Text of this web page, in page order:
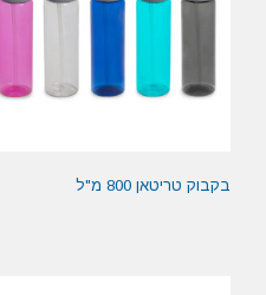
בקבוק טריטאן 800 מ"ל